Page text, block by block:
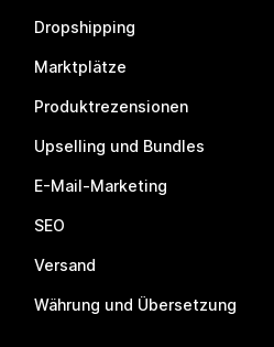
Dropshipping
Marktplätze
Produktrezensionen
Upselling und Bundles
E-Mail-Marketing
SEO
Versand
Währung und Übersetzung